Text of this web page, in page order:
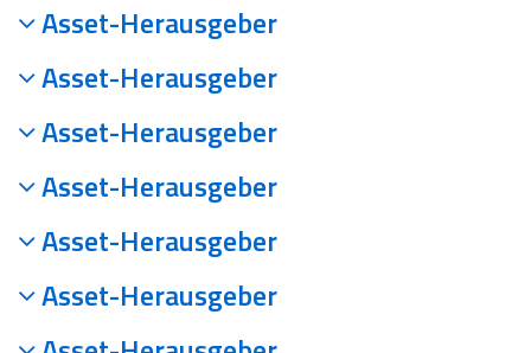
Asset-Herausgeber
Asset-Herausgeber
Asset-Herausgeber
Asset-Herausgeber
Asset-Herausgeber
Asset-Herausgeber